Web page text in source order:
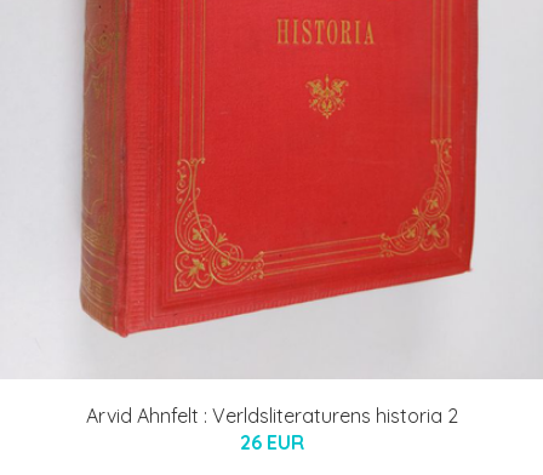
Arvid Ahnfelt : Verldsliteraturens historia 2
26 EUR